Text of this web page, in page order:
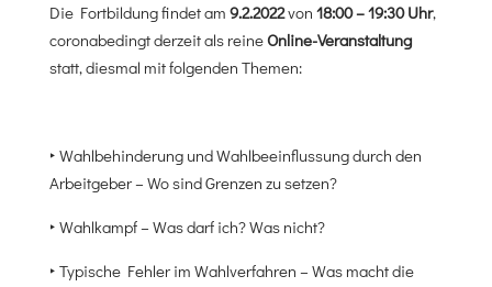
Die Fortbildung findet am 9.2.2022von 18:00 – 19:30 Uhr,
coronabedingt derzeit als reineOnline-Veranstaltung
statt, diesmal mit folgenden Themen:
‣ Wahlbehinderung und Wahlbeeinflussung durch den
Arbeitgeber – Wo sind Grenzen zu setzen?
‣ Wahlkampf – Was darf ich? Was nicht?
‣ Typische Fehler im Wahlverfahren – Was macht die